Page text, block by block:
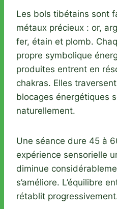
Les bols tibétains sont
métaux précieux : or,
fer, étain et plomb.
propre symbolique
produites entrent en
chakras. Elles
blocages énergétiques
naturellement.
Une séance dure 45 à
expérience sensorielle
diminue
s’améliore. L’équilibre
rétablit